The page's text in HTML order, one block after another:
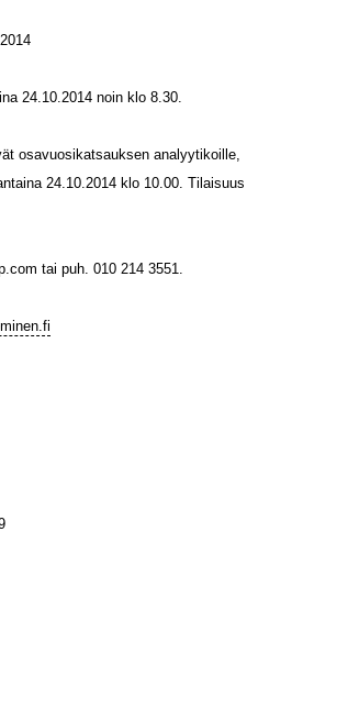
24.10.2014 noin klo 8.30.
osavuosikatsauksen analyytikoille,
24.10.2014 klo 10.00. Tilaisuus
tai puh. 010 214 3551.